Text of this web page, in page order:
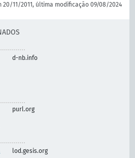
20/11/2011, última modificação 09/08/2024
d-nb.info
purl.org
lod.gesis.org